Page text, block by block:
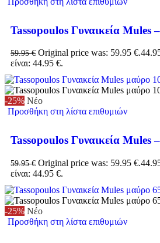
Tassopoulos Γυναικεία Mules
59.95€ Original price was: 59.95 €.
είναι: 44.95 €.
-25% Νέο
Προσθήκη στη λίστα επιθυμιών
Tassopoulos Γυναικεία Mules
59.95€ Original price was: 59.95 €.
είναι: 44.95 €.
-25% Νέο
Προσθήκη στη λίστα επιθυμιών